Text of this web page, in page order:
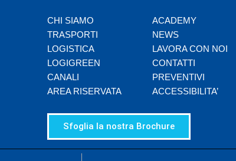
CHI SIAMO
TRASPORTI
LOGISTICA
LOGIGREEN
CANALI
AREA RISERVATA
Sfoglia la nostra Brochure
ACADEMY
NEWS
LAVORA CON NOI
CONTATTI
PREVENTIVI
ACCESSIBILITA’